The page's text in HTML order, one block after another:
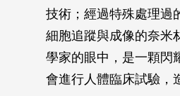
技術；經過特殊處理過
細胞追蹤與成像的奈米
學家的眼中，是一顆閃
會進行人體臨床試驗，